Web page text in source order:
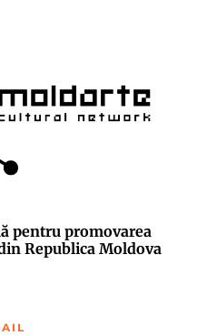
pentru promovarea
Republica Moldova